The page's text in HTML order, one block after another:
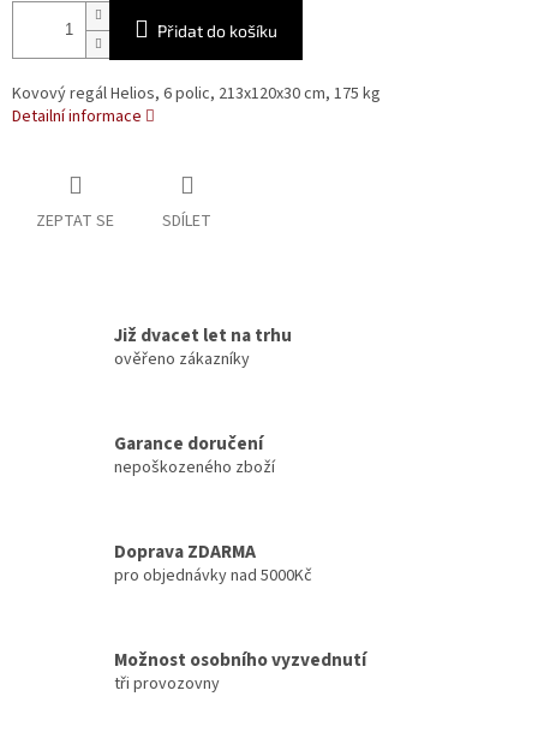
Přidat do košíku
Kovový regál Helios, 6 polic, 213x120x30 cm, 175 kg
Detailní informace
ZEPTAT SE SDÍLET
Již dvacet let na trhu
ověřeno zákazníky
Garance doručení
nepoškozeného zboží
Doprava ZDARMA
pro objednávky nad 5000Kč
Možnost osobního vyzvednutí
tři provozovny